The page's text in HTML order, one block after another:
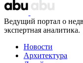
Ведущий портал о
экспертная аналитика.
Новости
Архитектура